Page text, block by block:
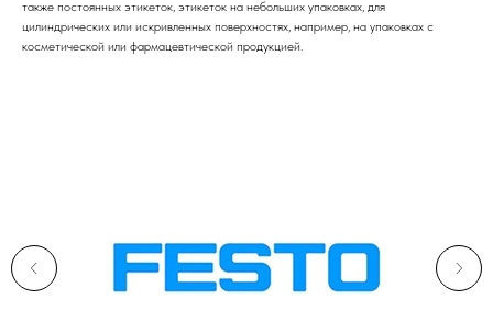
также постоянных этикеток, этикеток на небольших упаковках, для
цилиндрических или искривленных поверхностях, например, на упаковках с
косметической или фармацевтической продукцией.